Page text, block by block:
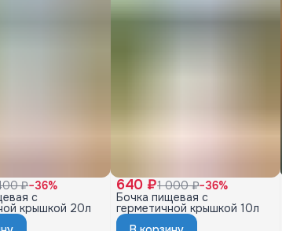
₽−36%
с
крышкой 20л
640 ₽1 000 ₽−36%
Бочка пищевая с
герметичной крышкой 10л